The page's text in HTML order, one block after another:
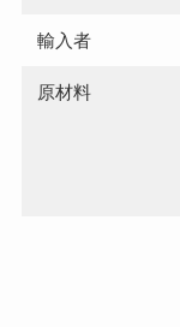
輸入者
原材料